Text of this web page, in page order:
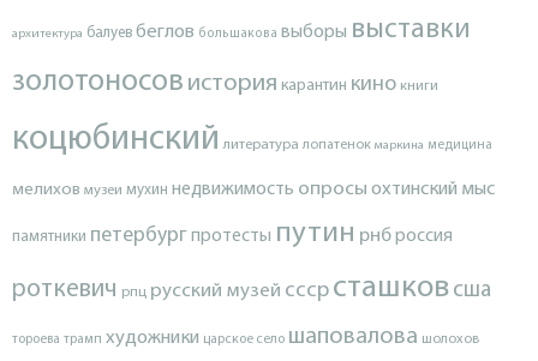
архитектура балуев беглов большакова выборы выставки
золотоносов история карантин кино книги
коцюбинский литература лопатенок маркина медицина
мелихов музеи мухин недвижимость опросы охтинский мыс
памятники петербургпротесты путин рнброссия
роткевич рпц русский музей ссср сташков сша
тороева трамп художники царское село шаповалова шолохов